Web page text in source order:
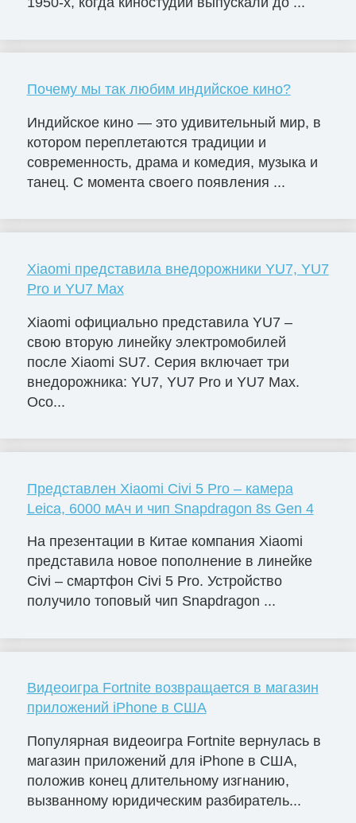
Почему мы так любим индийское кино?
Индийское кино — это удивительный мир, в
котором переплетаются традиции и
современность, драма и комедия, музыка и
танец. С момента своего появления ...
Xiaomi представила внедорожники YU7, YU7
Pro и YU7 Max
Xiaomi официально представила YU7 –
свою вторую линейку электромобилей
после Xiaomi SU7. Серия включает три
внедорожника: YU7, YU7 Pro и YU7 Max.
Осо...
Представлен Xiaomi Civi 5 Pro – камера
Leica, 6000 мАч и чип Snapdragon 8s Gen 4
На презентации в Китае компания Xiaomi
представила новое пополнение в линейке
Civi – смартфон Civi 5 Pro. Устройство
получило топовый чип Snapdragon ...
Видеоигра Fortnite возвращается в магазин
приложений iPhone в США
Популярная видеоигра Fortnite вернулась в
магазин приложений для iPhone в США,
положив конец длительному изгнанию,
вызванному юридическим разбиратель...